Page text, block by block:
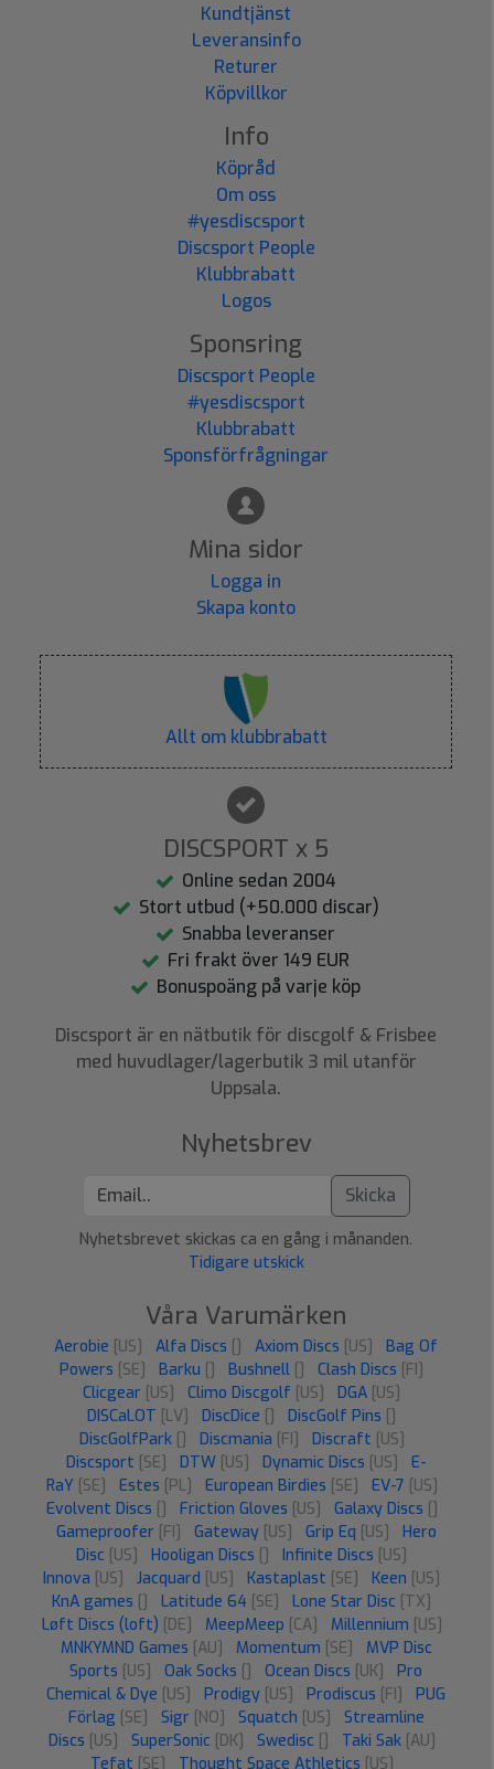
Kundtjänst
Leveransinfo
Returer
Köpvillkor
Info
Köpråd
Om oss
#yesdiscsport
Discsport People
Klubbrabatt
Logos
Sponsring
Discsport People
#yesdiscsport
Klubbrabatt
Sponsförfrågningar
Mina sidor
Logga in
Skapa konto
Allt om klubbrabatt
DISCSPORT x 5
Online sedan 2004
Stort utbud (+50.000 discar)
Snabba leveranser
Fri frakt över 149 EUR
Bonuspoäng på varje köp
Discsport är en nätbutik för discgolf & Frisbee
med huvudlager/lagerbutik 3 mil utanför
Uppsala.
Nyhetsbrev
Skicka
Nyhetsbrevet skickas ca en gång i månanden.
Tidigare utskick
Våra Varumärken
Aerobie [US] Alfa Discs [] Axiom Discs [US]
Bag Of
Powers [SE] Barku [] Bushnell [] Clash Discs [FI]
Clicgear [US] Climo Discgolf [US] DGA [US]
DISCaLOT [LV] DiscDice [] DiscGolf Pins []
DiscGolfPark [] Discmania [FI] Discraft [US]
Discsport [SE] DTW [US] Dynamic Discs [US]
E-
RaY [SE] Estes [PL] European Birdies [SE] EV-7 [US]
Evolvent Discs [] Friction Gloves [US] Galaxy Discs []
Gameproofer [FI] Gateway [US] Grip Eq [US]
Hero
Disc [US] Hooligan Discs [] Infinite Discs [US]
Innova [US] Jacquard [US] Kastaplast [SE] Keen [US]
KnA games [] Latitude 64 [SE] Lone Star Disc [TX]
Løft Discs (loft) [DE] MeepMeep [CA] Millennium [US]
MNKYMND Games [AU] Momentum [SE]
MVP Disc
Sports [US] Oak Socks [] Ocean Discs [UK]
Pro
Chemical & Dye [US] Prodigy [US] Prodiscus [FI]
PUG
Förlag [SE] Sigr [NO] Squatch [US]
Streamline
Discs [US] SuperSonic [DK] Swedisc [] Taki Sak [AU]
Tefat [SE] Thought Space Athletics [US]